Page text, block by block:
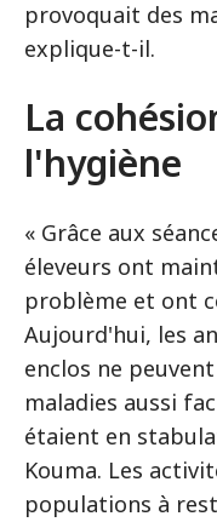
provoquait des
explique-t-il.
La
l'hygiène
« Grâce aux
éleveurs ont
problème et ont
Aujourd'hui, les
enclos ne
maladies aussi
étaient en
Kouma. Les
populations à